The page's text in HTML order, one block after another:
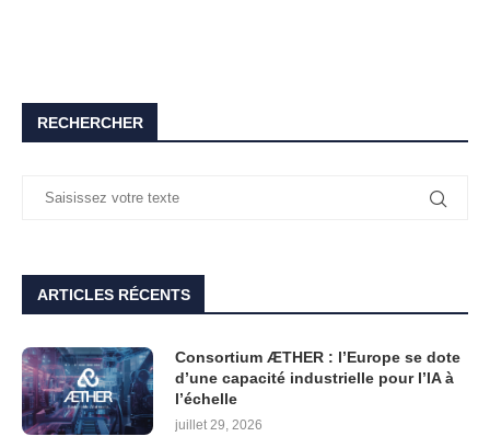
RECHERCHER
ARTICLES RÉCENTS
Consortium ÆTHER : l’Europe se dote
d’une capacité industrielle pour l’IA à
l’échelle
juillet 29, 2026